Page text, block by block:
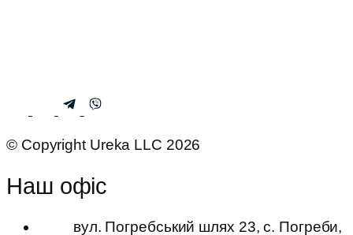
© Copyright Ureka LLC 2026
Наш офіс
вул. Погребський шлях 23, с. Погреби,